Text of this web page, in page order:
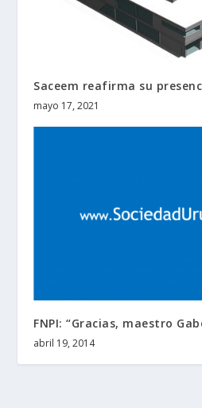
Saceem reafirma su
mayo 17, 2021
FNPI: “Gracias, maestro
abril 19, 2014